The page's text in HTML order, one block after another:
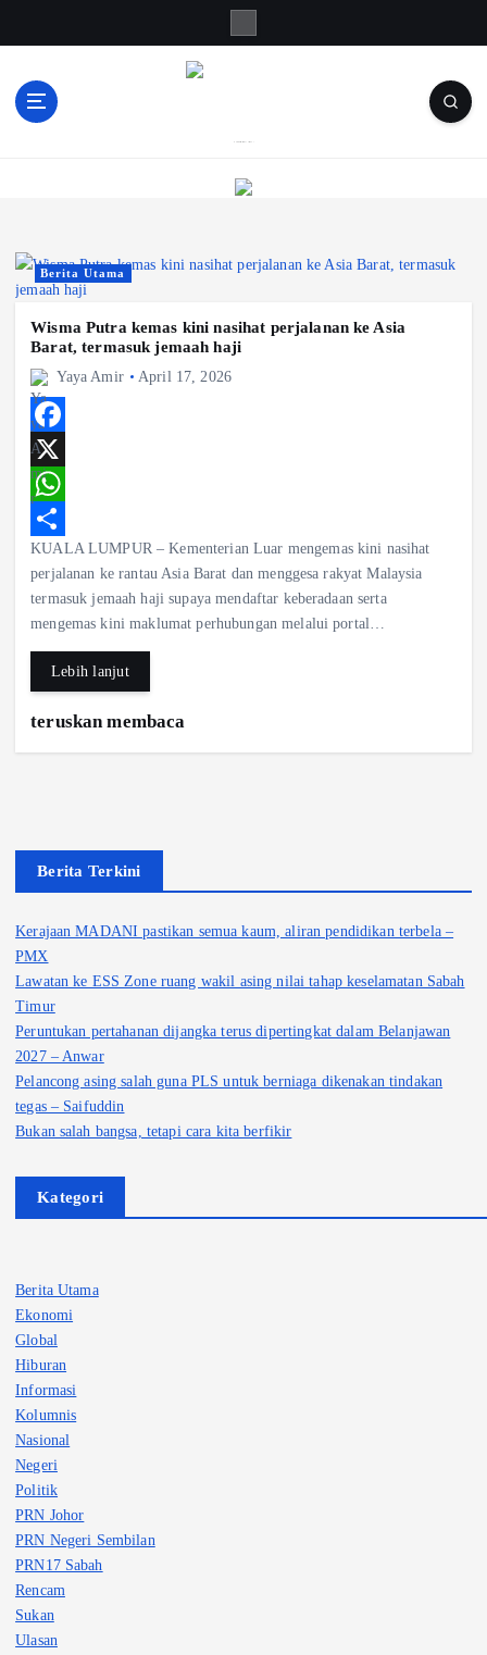
Berita Utama
Wisma Putra kemas kini nasihat perjalanan ke Asia
Barat, termasuk jemaah haji
Yaya Amir April 17, 2026
F
a
c
e
o
k
X
W
h
t
A
p
S
a
e
KUALA LUMPUR – Kementerian Luar mengemas kini nasihat
perjalanan ke rantau Asia Barat dan menggesa rakyat Malaysia
termasuk jemaah haji supaya mendaftar keberadaan serta
mengemas kini maklumat perhubungan melalui portal…
Lebih lanjut
teruskan membaca
Berita Terkini
Kerajaan MADANI pastikan semua kaum, aliran pendidikan terbela –
PMX
Lawatan ke ESS Zone ruang wakil asing nilai tahap keselamatan Sabah
Timur
Peruntukan pertahanan dijangka terus dipertingkat dalam Belanjawan
2027 – Anwar
Pelancong asing salah guna PLS untuk berniaga dikenakan tindakan
tegas – Saifuddin
Bukan salah bangsa, tetapi cara kita berfikir
Kategori
Berita Utama
Ekonomi
Global
Hiburan
Informasi
Kolumnis
Nasional
Negeri
Politik
PRN Johor
PRN Negeri Sembilan
PRN17 Sabah
Rencam
Sukan
Ulasan